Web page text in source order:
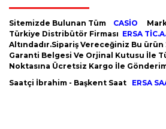
Sitemizde Bulunan Tüm CASİO
Türkiye Distribütör Firması ERSA
Altındadır.Sipariş Vereceğiniz Bu ürün
Garanti Belgesi Ve Orjinal Kutusu İle
Noktasına Ücretsiz Kargo İle
Saatçi İbrahim - Başkent Saat ERSA